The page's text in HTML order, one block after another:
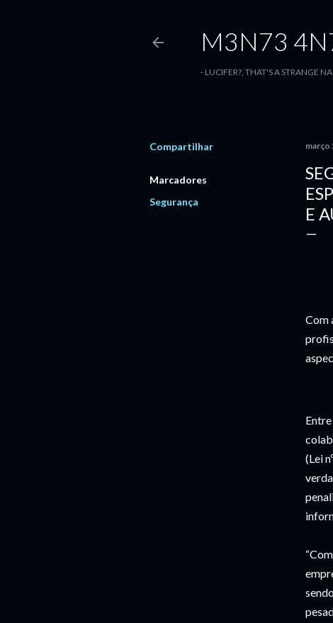
M3N73
- LUCIFER?, THAT'S A STRANGE
Compartilhar
Marcadores
Segurança
março
E
Com
(Lei